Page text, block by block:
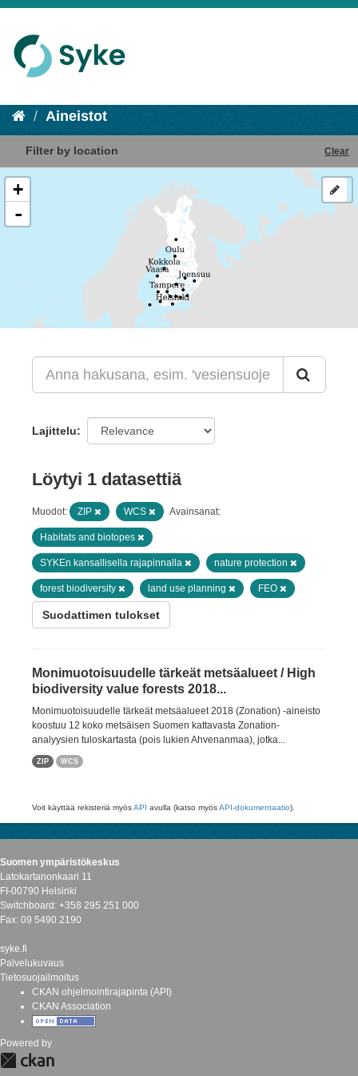
Aineistot
Filter by location Clear
+
-
Lajittelu
Löytyi 1 datasettiä
Muodot: ZIP WCS Avainsanat:
Habitats and biotopes
SYKEn kansallisella rajapinnalla nature protection
forest biodiversity land use planning FEO
Suodattimen tulokset
Monimuotoisuudelle tärkeät metsäalueet / High
biodiversity value forests 2018...
Monimuotoisuudelle tärkeät metsäalueet 2018 (Zonation) -aineisto
koostuu 12 koko metsäisen Suomen kattavasta Zonation-
analyysien tuloskartasta (pois lukien Ahvenanmaa), jotka...
ZIP WCS
Voit käyttää rekisteriä myösAPI avulla (katso myösAPI-dokumentaatio).
Suomen ympäristökeskus
Latokartanonkaari 11
FI-00790 Helsinki
Switchboard: +358 295 251 000
Fax: 09 5490 2190
syke.fi
Palvelukuvaus
Tietosuojailmoitus
CKAN ohjelmointirajapinta (API)
CKAN Association
Powered by